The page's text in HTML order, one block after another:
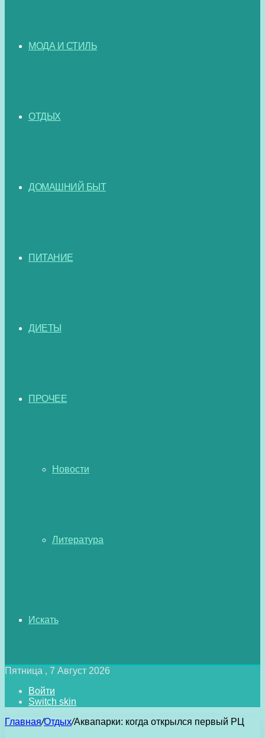
МОДА И СТИЛЬ
ОТДЫХ
ДОМАШНИЙ БЫТ
ПИТАНИЕ
ДИЕТЫ
ПРОЧЕЕ
Новости
Литература
Искать
Пятница , 7 Август 2026
Войти
Switch skin
Главная/Отдых/Аквапарки: когда открылся первый РЦ